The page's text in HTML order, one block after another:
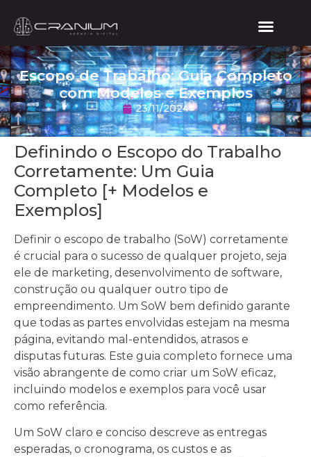
Escopo de Trabalho: Guia Completo
com Modelos e Exemplos
23/11/2024
Definindo o Escopo do Trabalho
Corretamente: Um Guia
Completo [+ Modelos e
Exemplos]
Definir o escopo de trabalho (SoW) corretamente
é crucial para o sucesso de qualquer projeto, seja
ele de marketing, desenvolvimento de software,
construção ou qualquer outro tipo de
empreendimento. Um SoW bem definido garante
que todas as partes envolvidas estejam na mesma
página, evitando mal-entendidos, atrasos e
disputas futuras. Este guia completo fornece uma
visão abrangente de como criar um SoW eficaz,
incluindo modelos e exemplos para você usar
como referência.
Um SoW claro e conciso descreve as entregas
esperadas, o cronograma, os custos e as